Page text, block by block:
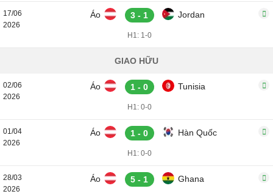
17/06
2026
Áo 3 - 1 Jordan
H1: 1-0
GIAO HỮU
02/06
2026
Áo 1 - 0 Tunisia
H1: 0-0
01/04
2026
Áo 1 - 0 Hàn Quốc
H1: 0-0
28/03
2026
Áo 5 - 1 Ghana